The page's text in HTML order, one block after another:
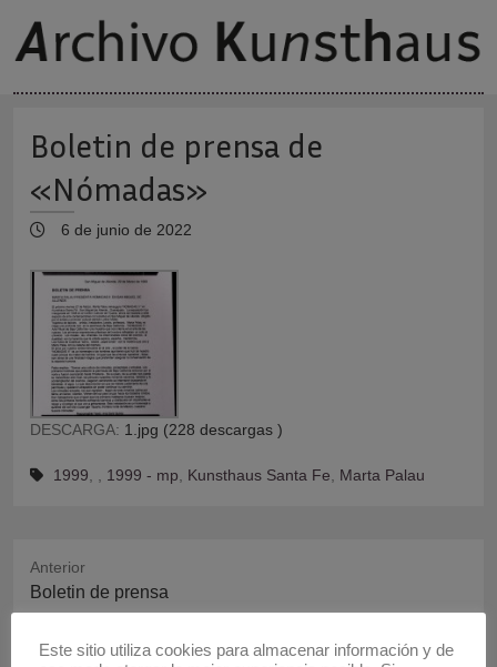
Boletin de prensa de
«Nómadas»
6 de junio de 2022
DESCARGA: 1.jpg (228 descargas )
1999 1999 - mp Kunsthaus Santa Fe Marta Palau
Anterior
Publicación
anterior:
Boletin de prensa
Siguiente
Este sitio utiliza cookies para almacenar información y de